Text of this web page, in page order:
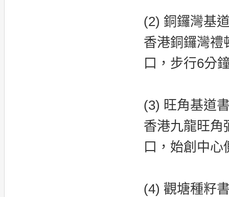
(2) 銅鑼灣基
香港銅鑼灣禮
口，步行6分
(3) 旺角基道
香港九龍旺角
口，始創中
(4) 觀塘種籽